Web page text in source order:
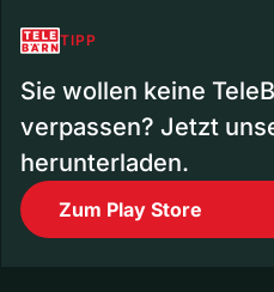
TIPP
Sie wollen keine
verpassen? Jetzt
herunterladen.
Zum Play Store